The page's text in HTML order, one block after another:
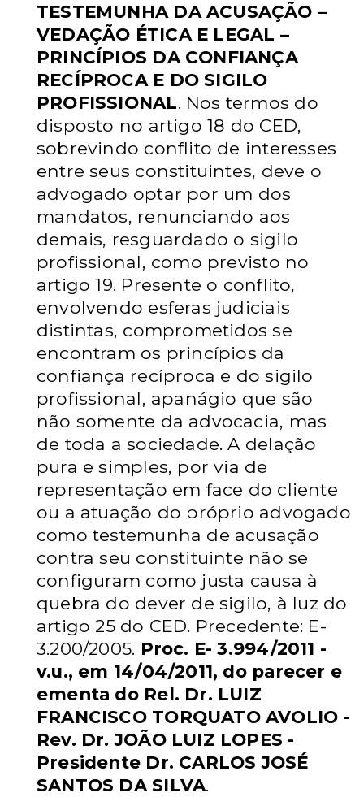
TESTEMUNHA DA ACUSAÇÃO –
VEDAÇÃO ÉTICA E LEGAL –
PRINCÍPIOS DA CONFIANÇA
RECÍPROCA E DO SIGILO
PROFISSIONAL. Nos termos do
disposto no artigo 18 do CED,
sobrevindo conflito de interesses
entre seus constituintes, deve o
advogado optar por um dos
mandatos, renunciando aos
demais, resguardado o sigilo
profissional, como previsto no
artigo 19. Presente o conflito,
envolvendo esferas judiciais
distintas, comprometidos se
encontram os princípios da
confiança recíproca e do sigilo
profissional, apanágio que são
não somente da advocacia, mas
de toda a sociedade. A delação
pura e simples, por via de
representação em face do cliente
ou a atuação do próprio advogado
como testemunha de acusação
contra seu constituinte não se
configuram como justa causa à
quebra do dever de sigilo, à luz do
artigo 25 do CED. Precedente: E-
3.200/2005. Proc. E-3.994/2011 -
v.u., em 14/04/2011, do parecer e
ementa do Rel. Dr. LUIZ
FRANCISCO TORQUATO AVOLIO -
Rev. Dr. JOÃO LUIZ LOPES -
Presidente Dr. CARLOS JOSÉ
SANTOS DA SILVA.